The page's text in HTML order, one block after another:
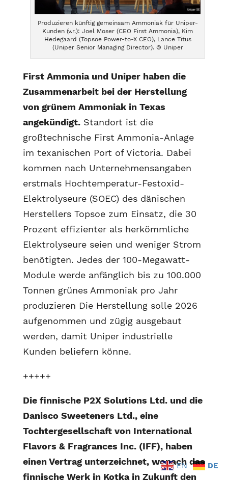
Produzieren künftig gemeinsam Ammoniak für Uniper-
Kunden (v.r.): Joel Moser (CEO First Ammonia), Kim
Hedegaard (Topsoe Power-to-X CEO), Lance Titus
(Uniper Senior Managing Director). © Uniper
First Ammonia und Uniper haben die
Zusammenarbeit bei der Herstellung
von grünem Ammoniak in Texas
angekündigt.Standort ist die
großtechnische First Ammonia-Anlage
im texanischen Port of Victoria. Dabei
kommen nach Unternehmensangaben
erstmals Hochtemperatur-Festoxid-
Elektrolyseure (SOEC) des dänischen
Herstellers Topsoe zum Einsatz, die 30
Prozent effizienter als herkömmliche
Elektrolyseure seien und weniger Strom
benötigten. Jedes der 100-Megawatt-
Module werde anfänglich bis zu 100.000
Tonnen grünes Ammoniak pro Jahr
produzieren Die Herstellung solle 2026
aufgenommen und zügig ausgebaut
werden, damit Uniper industrielle
Kunden beliefern könne.
+++++
Die finnische P2X Solutions Ltd. und die
Danisco Sweeteners Ltd., eine
Tochtergesellschaft von International
Flavors & Fragrances Inc. (IFF), haben
einen Vertrag unterzeichnet, wonach das
finnische Werk in Kotka in Zukunft den
EN DE